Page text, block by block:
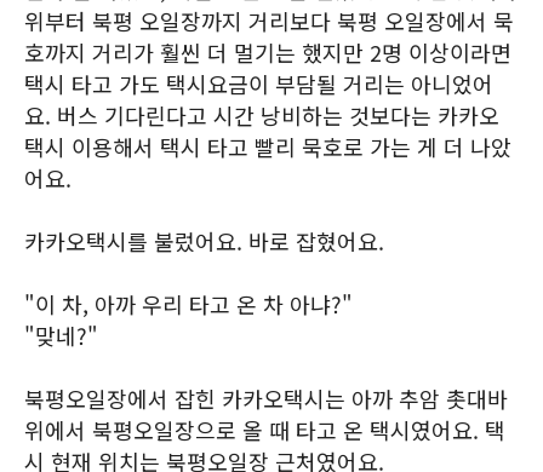
위부터 북평 오일장까지 거리보다 북평 오일장에서 묵
호까지 거리가 훨씬 더 멀기는 했지만 2명 이상이라면
택시 타고 가도 택시요금이 부담될 거리는 아니었어
요. 버스 기다린다고 시간 낭비하는 것보다는 카카오
택시 이용해서 택시 타고 빨리 묵호로 가는 게 더 나았
어요.
카카오택시를 불렀어요. 바로 잡혔어요.
"이 차, 아까 우리 타고 온 차 아냐?"
"맞네?"
북평오일장에서 잡힌 카카오택시는 아까 추암 촛대바
위에서 북평오일장으로 올 때 타고 온 택시였어요. 택
시 현재 위치는 북평오일장 근처였어요.